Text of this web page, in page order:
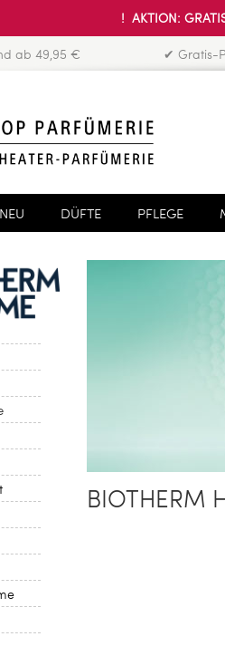
! AKTION:
ab 49,95 € ✔ Gratis-
NEU DÜFTE PFLEGE
BIOTHERM